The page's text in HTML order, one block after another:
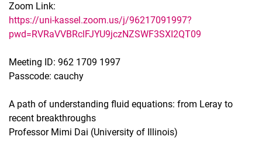
Zoom Link:
https://uni-kassel.zoom.us/j/96217091997?
pwd=RVRaVVBRclFJYU9jczNZSWF3SXI2QT09
Meeting ID: 962 1709 1997
Passcode: cauchy
A path of understanding fluid equations: from Leray to
recent breakthroughs
Professor Mimi Dai (University of Illinois)